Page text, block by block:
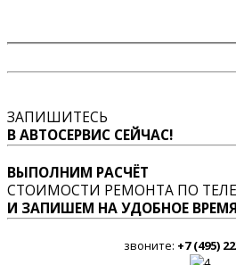
ЗАПИШИТЕСЬ
В АВТОСЕРВИС СЕЙЧАС!
ВЫПОЛНИМ РАСЧЁТ
СТОИМОСТИ РЕМОНТА ПО
И ЗАПИШЕМ НА УДОБНОЕ ВРЕМЯ
звоните: +7 (495)